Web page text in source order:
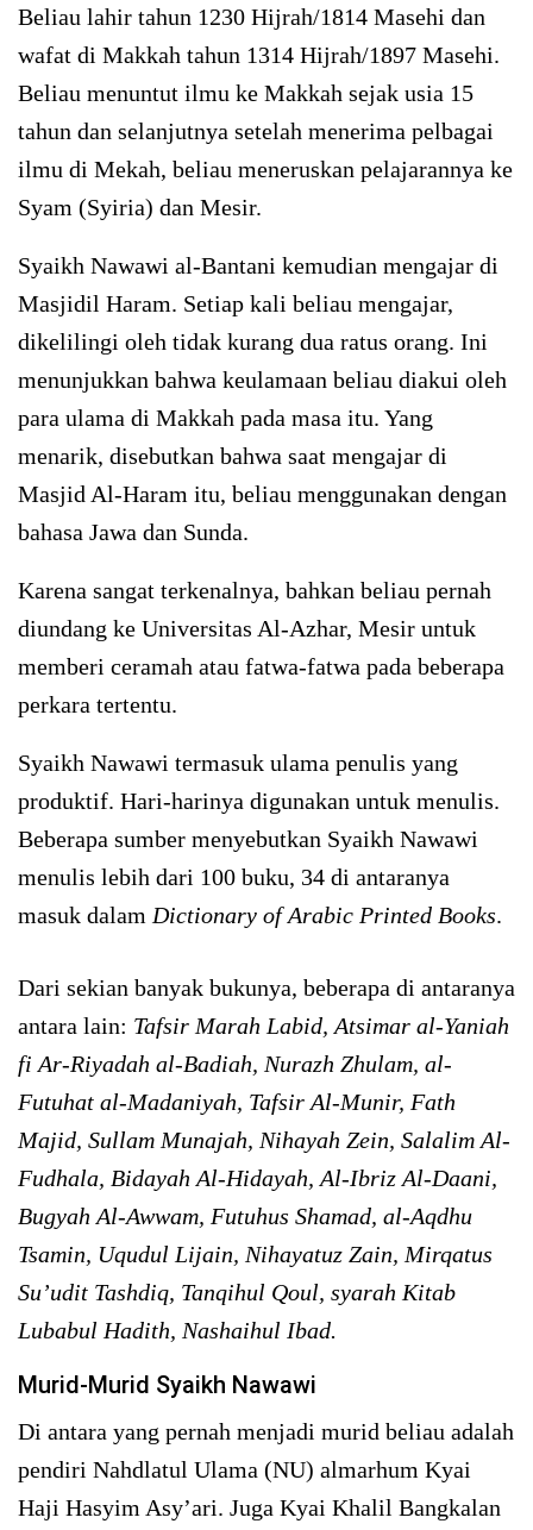
Beliau lahir tahun 1230 Hijrah/1814 Masehi dan
wafat di Makkah tahun 1314 Hijrah/1897 Masehi.
Beliau menuntut ilmu ke Makkah sejak usia 15
tahun dan selanjutnya setelah menerima pelbagai
ilmu di Mekah, beliau meneruskan pelajarannya ke
Syam (Syiria) dan Mesir.
Syaikh Nawawi al-Bantani kemudian mengajar di
Masjidil Haram. Setiap kali beliau mengajar,
dikelilingi oleh tidak kurang dua ratus orang. Ini
menunjukkan bahwa keulamaan beliau diakui oleh
para ulama di Makkah pada masa itu. Yang
menarik, disebutkan bahwa saat mengajar di
Masjid Al-Haram itu, beliau menggunakan dengan
bahasa Jawa dan Sunda.
Karena sangat terkenalnya, bahkan beliau pernah
diundang ke Universitas Al-Azhar, Mesir untuk
memberi ceramah atau fatwa-fatwa pada beberapa
perkara tertentu.
Syaikh Nawawi termasuk ulama penulis yang
produktif. Hari-harinya digunakan untuk menulis.
Beberapa sumber menyebutkan Syaikh Nawawi
menulis lebih dari 100 buku, 34 di antaranya
masuk dalam Dictionary of Arabic Printed Books.
Dari sekian banyak bukunya, beberapa di antaranya
antara lain: Tafsir Marah Labid, Atsimar al-Yaniah
fi Ar-Riyadah al-Badiah, Nurazh Zhulam, al-
Futuhat al-Madaniyah, Tafsir Al-Munir, Fath
Majid, Sullam Munajah, Nihayah Zein, Salalim Al-
Fudhala, Bidayah Al-Hidayah, Al-Ibriz Al-Daani,
Bugyah Al-Awwam, Futuhus Shamad, al-Aqdhu
Tsamin, Uqudul Lijain, Nihayatuz Zain, Mirqatus
Su’udit Tashdiq, Tanqihul Qoul, syarah Kitab
Lubabul Hadith, Nashaihul Ibad.
Murid-Murid Syaikh Nawawi
Di antara yang pernah menjadi murid beliau adalah
pendiri Nahdlatul Ulama (NU) almarhum Kyai
Haji Hasyim Asy’ari. Juga Kyai Khalil Bangkalan